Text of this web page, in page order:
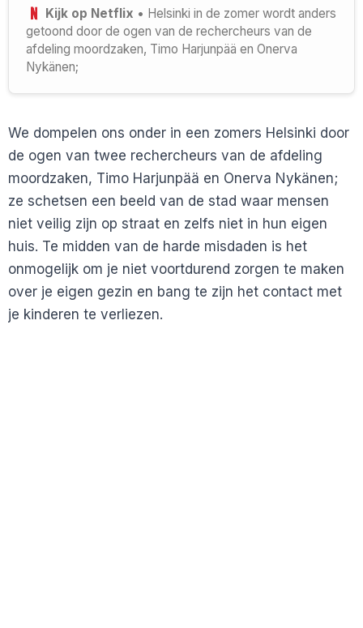
Kijk op Netflix • Helsinki in de zomer wordt anders
getoond door de ogen van de rechercheurs van de
afdeling moordzaken, Timo Harjunpää en Onerva
Nykänen;
We dompelen ons onder in een zomers Helsinki door
de ogen van twee rechercheurs van de afdeling
moordzaken, Timo Harjunpää en Onerva Nykänen;
ze schetsen een beeld van de stad waar mensen
niet veilig zijn op straat en zelfs niet in hun eigen
huis. Te midden van de harde misdaden is het
onmogelijk om je niet voortdurend zorgen te maken
over je eigen gezin en bang te zijn het contact met
je kinderen te verliezen.